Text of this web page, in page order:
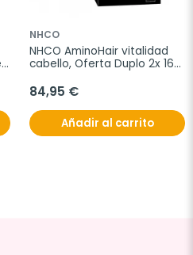
NHCO
NHCO AminoHair vitalidad
cabello, Oferta Duplo 2x 168
84,95 €
Añadir al carrito